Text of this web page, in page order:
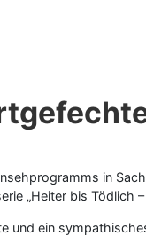
in
„Heiter bis Tödlich
und ein